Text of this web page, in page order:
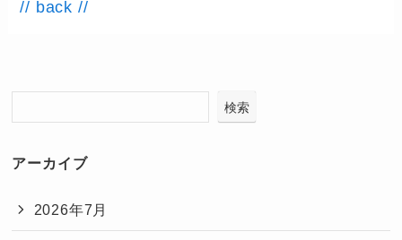
// back //
検索
アーカイブ
2026年7月